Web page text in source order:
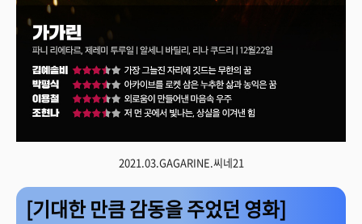
2021.03.GAGARINE.씨네21
[기대한 만큼 감동을 주었던 영화]